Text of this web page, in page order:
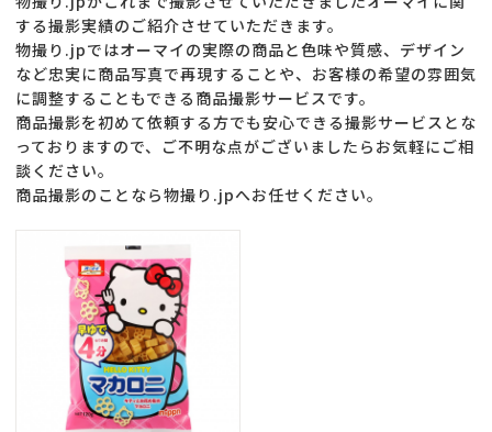
する撮影実績のご紹介させていただきます。
物撮り.jpではオーマイの実際の商品と色味や質感、デザイン
など忠実に商品写真で再現することや、お客様の希望の雰囲気
に調整することもできる商品撮影サービスです。
商品撮影を初めて依頼する方でも安心できる撮影サービスとな
っておりますので、ご不明な点がございましたらお気軽にご相
談ください。
商品撮影のことなら物撮り.jpへお任せください。